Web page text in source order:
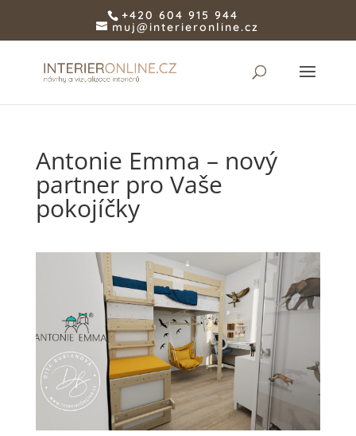
+420 604 915 944
muj@interieronline.cz
Antonie Emma – nový
partner pro Vaše
pokojíčky